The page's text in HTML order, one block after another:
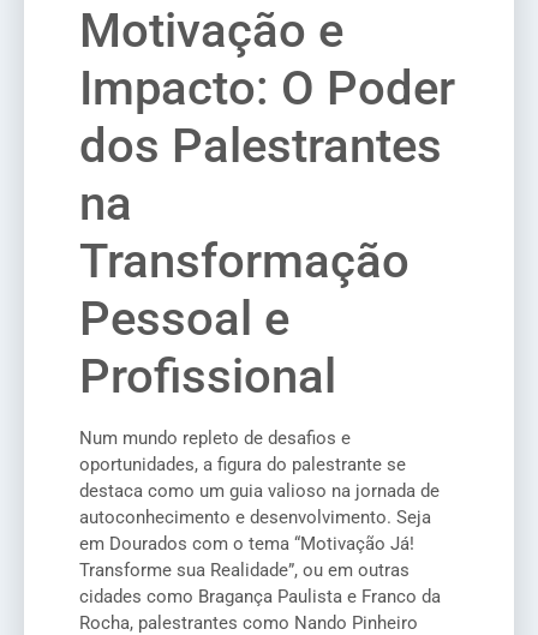
Motivação e
Impacto: O Poder
dos Palestrantes
na
Transformação
Pessoal e
Profissional
Num mundo repleto de desafios e
oportunidades, a figura do palestrante se
destaca como um guia valioso na jornada de
autoconhecimento e desenvolvimento. Seja
em Dourados com o tema “Motivação Já!
Transforme sua Realidade”, ou em outras
cidades como Bragança Paulista e Franco da
Rocha, palestrantes como Nando Pinheiro